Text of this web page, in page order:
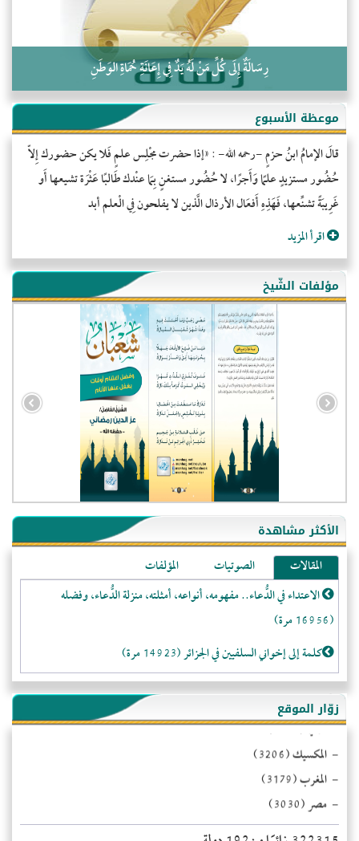
رِسَالَةٌ إِلَى كُلِّ مَنْ لَهُ يَدٌ فِي إِعَانَةِ حُمَاةِ الوَطَنِ
موعظة الأسبوع
قالَ الإمامُ ابنُ حزمٍ -رحمه الله- : «إذا حضرت مجْلِس علمٍ فَلا يكن حضورك إِلاّ
حُضُور مستزيدٍ علمًا وَأَجرًا، لا حُضُور مستغنٍ بِمَا عنْدك طَالبًا عَثْرَة تشيعها أَو
غَرِيبَةً تشنِّعها، فَهَذِهِ أَفعَال الأرذال الَّذين لا يفلحون فِي الْعلم أبد
اقرأ المزيد
مؤلفات الشّيخ
الأكثر مشاهدة
المقالات الصوتيات
المؤلفات
الاعتداء في الدُّعاء.. مفهومه، أنواعه، أمثلته، منزلة الدُّعاء، وفضله
(16956 مرة)
كلمة إلى إخواني السلفيين في الجزائر (14923 مرة)
لا تتَّبعوا عورات الـمسلمين (13367 مرة)
المَرْأَةُ وَالْحُقُوقُ الْمَزْعُوَمَةُ (12479 مرة)
الـنـُّصـيريَّـة الحقيقة والواقع (10983 مرة)
زوّار الموقع
- الولايات المتحدة (71847)
- فيتنام (21372)
-غير معروف (20610)
- الصين (10574)
- كندا (10203)
- فرنسا (9048)
- المملكة المتحدة (5450)
- روسيا (5397)
- الأرجنتين (4991)
- ألمانيا (3403)
- المكسيك (3206)
- المغرب (3179)
- مصر (3030)
- السعودية (2525)